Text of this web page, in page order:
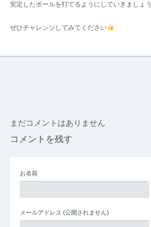
安定したボールを打てるようにしていきましょう
ぜひチャレンジしてみてください
まだコメントはありません
コメントを残す
お名前
メールアドレス (公開されません)